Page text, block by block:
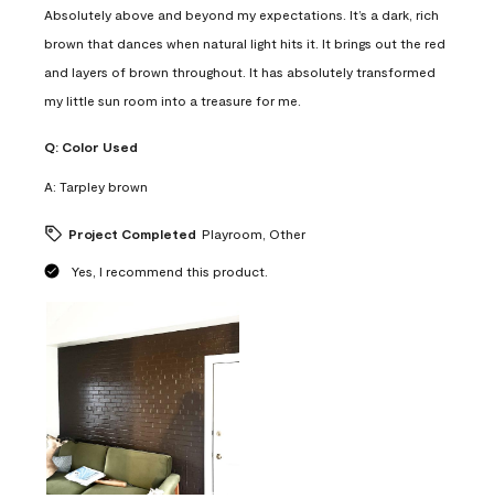
Absolutely above and beyond my expectations. It’s a dark, rich
brown that dances when natural light hits it. It brings out the red
and layers of brown throughout. It has absolutely transformed
my little sun room into a treasure for me.
Q: Color Used
A: Tarpley brown
Project Completed Playroom, Other
Yes, I recommend this product.